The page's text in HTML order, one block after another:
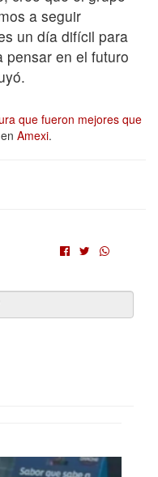
a seguir
un día difícil para
pensar en el futuro
que fueron mejores que
Amexi.